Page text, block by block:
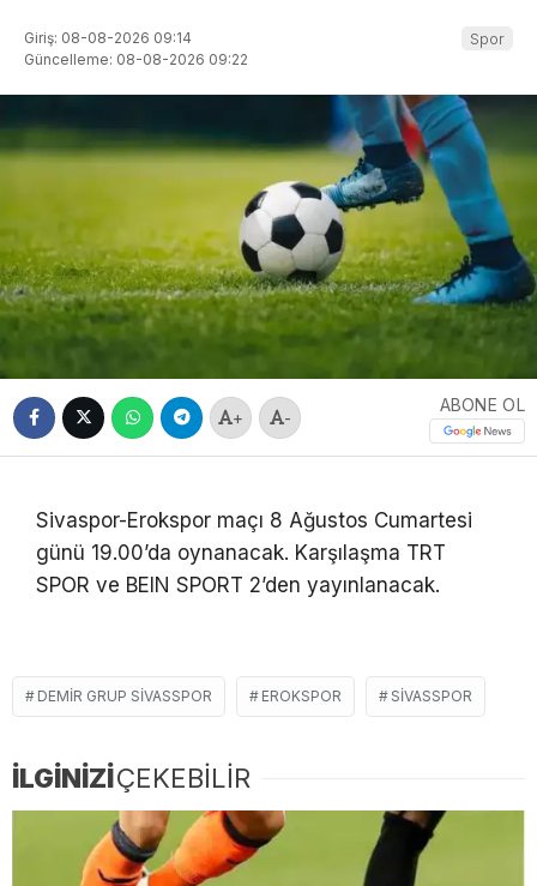
Giriş: 08-08-2026 09:14
Güncelleme: 08-08-2026 09:22
Spor
+ -
ABONE OL
Sivaspor-Erokspor maçı 8 Ağustos Cumartesi
günü 19.00’da oynanacak. Karşılaşma TRT
SPOR ve BEIN SPORT 2’den yayınlanacak.
DEMIR GRUP SIVASSPOR EROKSPOR SIVASSPOR
İLGİNİZİÇEKEBİLİR